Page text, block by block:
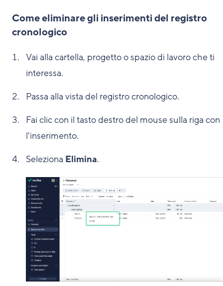
Come eliminare gli inserimenti del registro
cronologico
Vai alla cartella, progetto o spazio di lavoro che ti
interessa.
Passa alla vista del registro cronologico.
Fai clic con il tasto destro del mouse sulla riga con
l'inserimento.
Seleziona Elimina.